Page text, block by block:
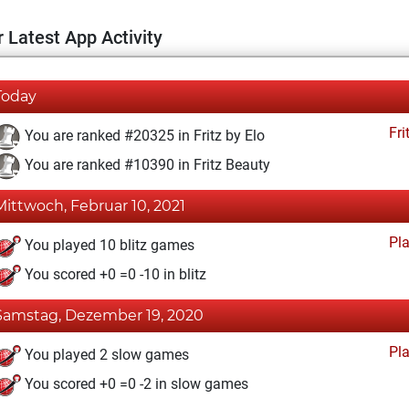
Latest App Activity
You are ranked #20325 in Fritz by Elo
You are ranked #10390 in Fritz Beauty
Februar 10, 2021
You played 10 blitz games
You scored +0 =0 -10 in blitz
Dezember 19, 2020
You played 2 slow games
You scored +0 =0 -2 in slow games